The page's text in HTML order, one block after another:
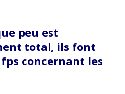
peu est
total, ils font
concernant les